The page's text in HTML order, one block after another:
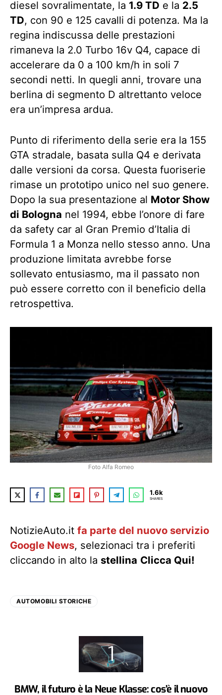
diesel sovralimentate, la 1.9 TD e la 2.5
TD, con 90 e 125 cavalli di potenza. Ma la
regina indiscussa delle prestazioni
rimaneva la 2.0 Turbo 16v Q4, capace di
accelerare da 0 a 100 km/h in soli 7
secondi netti. In quegli anni, trovare una
berlina di segmento D altrettanto veloce
era un’impresa ardua.
Punto di riferimento della serie era la 155
GTA stradale, basata sulla Q4 e derivata
dalle versioni da corsa. Questa fuoriserie
rimase un prototipo unico nel suo genere.
Dopo la sua presentazione al Motor Show
di Bologna nel 1994, ebbe l’onore di fare
da safety car al Gran Premio d’Italia di
Formula 1 a Monza nello stesso anno. Una
produzione limitata avrebbe forse
sollevato entusiasmo, ma il passato non
può essere corretto con il beneficio della
retrospettiva.
Foto Alfa Romeo
1.6k
SHARES
NotizieAuto.it fa parte del nuovo servizio
Google News, selezionaci tra i preferiti
cliccando in alto la stellina Clicca Qui!
AUTOMOBILI STORICHE
BMW, il futuro è la Neue Klasse: cos’è il nuovo